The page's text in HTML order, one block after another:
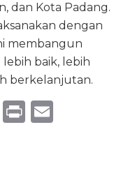
dan Kota Padang.
dengan
membangun
baik, lebih
berkelanjutan.
G P